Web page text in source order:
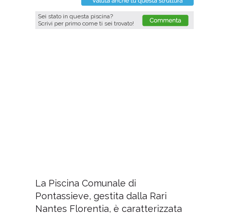
Sei stato in questa piscina?
Scrivi per primo come ti sei trovato!
La Piscina Comunale di
Pontassieve, gestita dalla Rari
Nantes Florentia, è caratterizzata